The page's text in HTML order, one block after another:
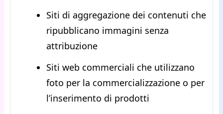
Siti di aggregazione dei contenuti che
ripubblicano immagini senza
attribuzione
Siti web commerciali che utilizzano
foto per la commercializzazione o per
l’inserimento di prodotti